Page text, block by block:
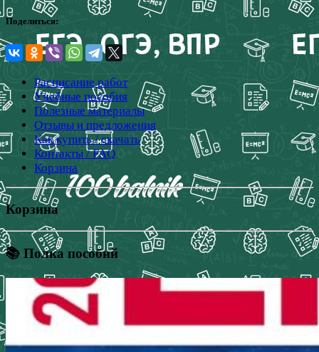
Поделиться:
Расписание работ
Учебные пособия
Полезные материалы
Отзывы и предложения
Как купить / скачать
Контакты / FAQ
Корзина
Корзина
📚 Полка пособий